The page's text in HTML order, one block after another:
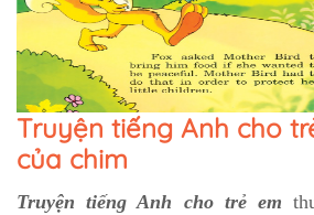
Truyện tiếng Anh cho
của chim
Truyện tiếng Anh cho trẻ em